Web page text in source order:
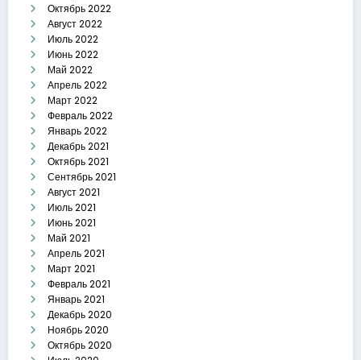
Октябрь 2022
Август 2022
Июль 2022
Июнь 2022
Май 2022
Апрель 2022
Март 2022
Февраль 2022
Январь 2022
Декабрь 2021
Октябрь 2021
Сентябрь 2021
Август 2021
Июль 2021
Июнь 2021
Май 2021
Апрель 2021
Март 2021
Февраль 2021
Январь 2021
Декабрь 2020
Ноябрь 2020
Октябрь 2020